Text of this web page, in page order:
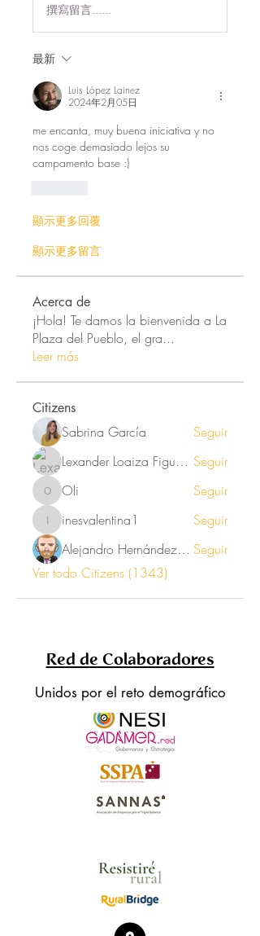
撰寫留言......
最新
Luis López Lainez
2024年2月05日
me encanta, muy buena iniciativa y no
nos coge demasiado lejos su
campamento base :)
顯示更多回覆
顯示更多留言
Acerca de
¡Hola! Te damos la bienvenida a La
Plaza del Pueblo, el gra...
Leer más
Citizens
Sabrina García
Seguir
Lexander Loaiza Figueroa Seguir
Oli Oli Seguir
inesvalentina1
inesvalentina1
Seguir
Alejandro Hernández Renner Seguir
Ver todo Citizens (1343)
Red de Colaboradores
Unidos por el reto demográfico